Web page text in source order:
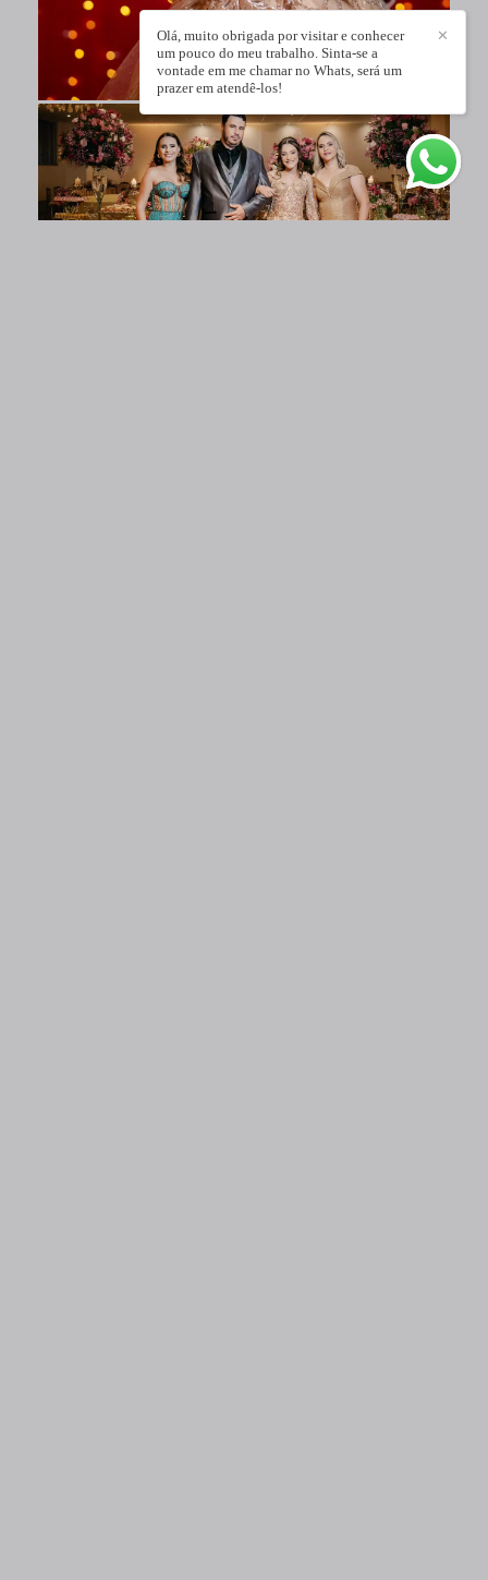
✕
Olá, muito obrigada por visitar e conhecer
um pouco do meu trabalho. Sinta-se a
vontade em me chamar no Whats, será um
prazer em atendê-los!